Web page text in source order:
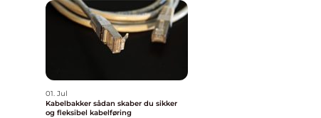
01. Jul
Kabelbakker sådan skaber du sikker
og fleksibel kabelføring